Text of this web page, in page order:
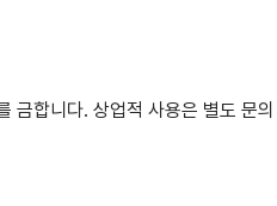
합니다. 상업적 사용은 별도 문